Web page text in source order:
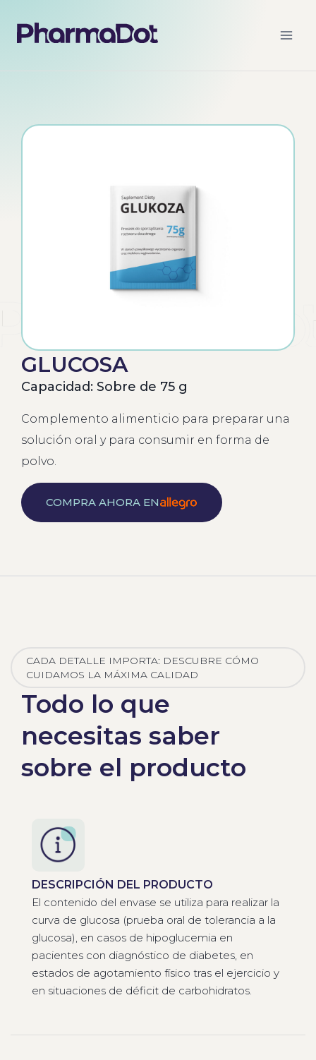
GLUCOSA
Capacidad: Sobre de 75 g
Complemento alimenticio para preparar una
solución oral y para consumir en forma de
polvo.
COMPRA AHORA EN
CADA DETALLE IMPORTA: DESCUBRE CÓMO
CUIDAMOS LA MÁXIMA CALIDAD
Todo lo que
necesitas saber
sobre el producto
DESCRIPCIÓN DEL PRODUCTO
El contenido del envase se utiliza para realizar la
curva de glucosa (prueba oral de tolerancia a la
glucosa), en casos de hipoglucemia en
pacientes con diagnóstico de diabetes, en
estados de agotamiento físico tras el ejercicio y
en situaciones de déficit de carbohidratos.